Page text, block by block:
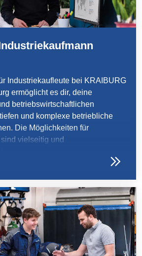
Industriekaufleute bei KRAIBURG
ermöglicht es dir, deine
betriebswirtschaftlichen
und komplexe betriebliche
Die Möglichkeiten für
vielseitig und
zu arbeiten, deine
zu verbessern und
Mit deiner Ausbildung legen
Fundament für deinen beruflichen
nach deinem Geschmack.